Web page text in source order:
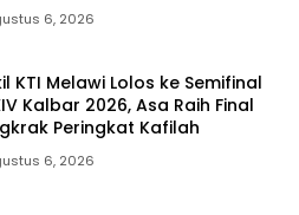
6, 2026
KTI Melawi Lolos ke Semifinal
Kalbar 2026, Asa Raih Final
Peringkat Kafilah
6, 2026